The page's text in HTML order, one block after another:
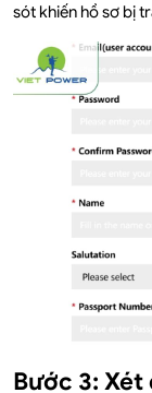
sót khiến hồ sơ bị
Bước 3: